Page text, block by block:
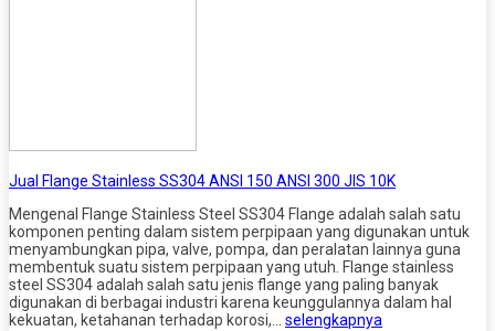
Jual Flange Stainless SS304 ANSI 150 ANSI 300 JIS 10K
Mengenal Flange Stainless Steel SS304 Flange adalah salah satu
komponen penting dalam sistem perpipaan yang digunakan untuk
menyambungkan pipa, valve, pompa, dan peralatan lainnya guna
membentuk suatu sistem perpipaan yang utuh. Flange stainless
steel SS304 adalah salah satu jenis flange yang paling banyak
digunakan di berbagai industri karena keunggulannya dalam hal
kekuatan, ketahanan terhadap korosi,… selengkapnya